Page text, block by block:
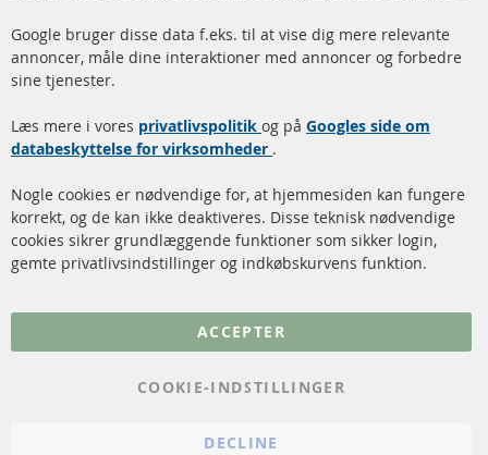
Hurtige links
Dieselpartikelfilter (DPF)
rengøring
Katalysator (KAT)
Sensorer
FAQ
Kundeservice
Betalingsmetoder
Kontakt
Google bruger disse data f.eks. til at vise dig mere relevante
annoncer, måle dine interaktioner med annoncer og forbedre
sine tjenester.
Læs mere i vores privatlivspolitik og på Googles side om
databeskyttelse for virksomheder .
Nogle cookies er nødvendige for, at hjemmesiden kan fungere
korrekt, og de kan ikke deaktiveres. Disse teknisk nødvendige
cookies sikrer grundlæggende funktioner som sikker login,
gemte privatlivsindstillinger og indkøbskurvens funktion.
ACCEPTER
COOKIE-INDSTILLINGER
DECLINE